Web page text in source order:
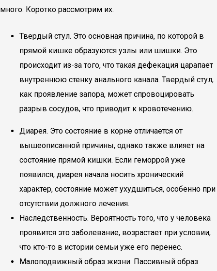
много. Коротко рассмотрим их.
Твердый стул. Это основная причина, по которой в
прямой кишке образуются узлы или шишки. Это
происходит из-за того, что такая дефекация царапает
внутреннюю стенку анального канала. Твердый стул,
как проявление запора, может спровоцировать
разрыв сосудов, что приводит к кровотечению.
Диарея. Это состояние в корне отличается от
вышеописанной причины, однако также влияет на
состояние прямой кишки. Если геморрой уже
появился, диарея начала носить хронический
характер, состояние может ухудшиться, особенно при
отсутствии должного лечения.
Наследственность. Вероятность того, что у человека
проявится это заболевание, возрастает при условии,
что кто-то в истории семьи уже его перенес.
Малоподвижный образ жизни. Пассивный образ